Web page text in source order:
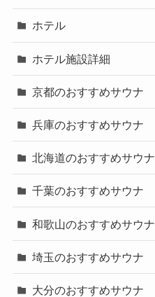
ホテル
ホテル施設詳細
京都のおすすめサウナ
兵庫のおすすめサウナ
北海道のおすすめサウナ
千葉のおすすめサウナ
和歌山のおすすめサウナ
埼玉のおすすめサウナ
大分のおすすめサウナ